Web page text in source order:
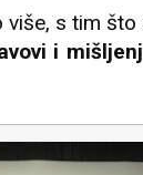
s tim
i